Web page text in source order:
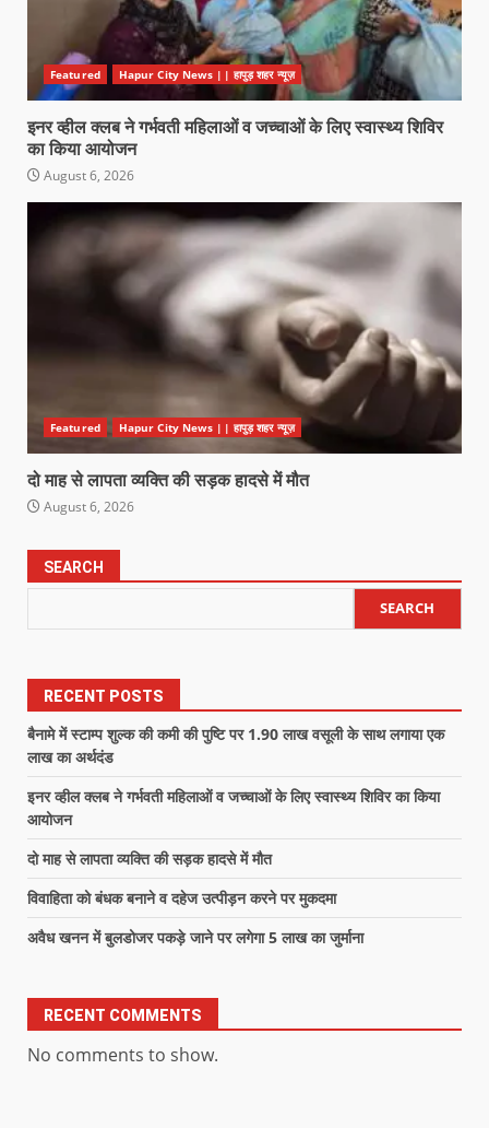
Featured Hapur City News || हापुड़ शहर न्यूज़
इनर व्हील क्लब ने गर्भवती महिलाओं व जच्चाओं के लिए स्वास्थ्य शिविर
का किया आयोजन
August 6, 2026
Featured Hapur City News || हापुड़ शहर न्यूज़
दो माह से लापता व्यक्ति की सड़क हादसे में मौत
August 6, 2026
SEARCH
SEARCH
RECENT POSTS
बैनामे में स्टाम्प शुल्क की कमी की पुष्टि पर 1.90 लाख वसूली के साथ लगाया एक
लाख का अर्थदंड
इनर व्हील क्लब ने गर्भवती महिलाओं व जच्चाओं के लिए स्वास्थ्य शिविर का किया
आयोजन
दो माह से लापता व्यक्ति की सड़क हादसे में मौत
विवाहिता को बंधक बनाने व दहेज उत्पीड़न करने पर मुकदमा
अवैध खनन में बुलडोजर पकड़े जाने पर लगेगा 5 लाख का जुर्माना
RECENT COMMENTS
No comments to show.